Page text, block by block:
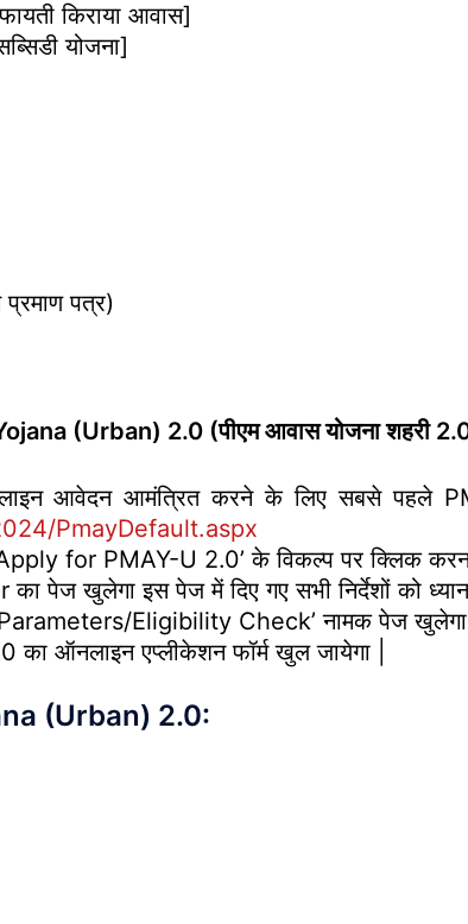
किराया आवास]
योजना]
पत्र)
(Urban) 2.0 (पीएम आवास योजना शहरी
आवेदन आमंत्रित करने के लिए सबसे पहले
PmayDefault.aspx
for PMAY-U 2.0’ के विकल्प पर क्लिक करना
खुलेगा इस पेज में दिए गए सभी निर्देशों को
Eligibility Check’ नामक पेज खुलेगा
ऑनलाइन एप्लीकेशन फॉर्म खुल जायेगा |
(Urban) 2.0: